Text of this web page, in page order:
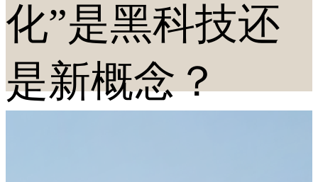
化”是黑科技还
是新概念？